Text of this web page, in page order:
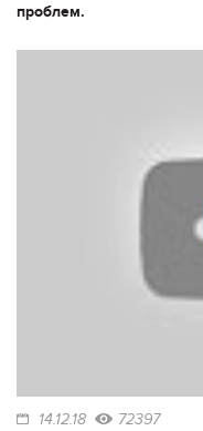
проблем.
14.12.18 72397